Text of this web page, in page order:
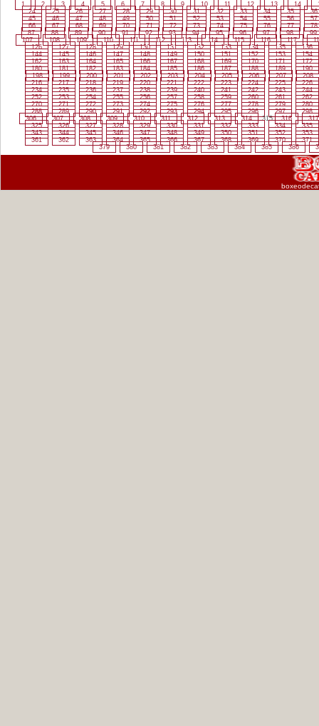
1 2 3 4 5 6 7 8 9 10 11 12 13 14
24
25 26 27 28 29 30 31 32 33 34 35
36
45
46 47 48 49 50 51 52 53 54 55 56
57
66
67 68 69 70 71 72 73 74 75 76 77
78
87
88 89 90 91 92 93 94 95 96 97 98
99
107
108 109 110 111 112 113 114 115 116 117
126
127 128 129 130 131 132 133 134 135
136
144
145 146 147 148 149 150 151 152 153
154
162
163 164 165 166 167 168 169 170 171
172
180
181 182 183 184 185 186 187 188 189
190
198
199 200 201 202 203 204 205 206 207
208
216
217 218 219 220 221 222 223 224 225
226
234
235 236 237 238 239 240 241 242 243
244
252
253 254 255 256 257 258 259 260 261
262
270
271 272 273 274 275 276 277 278 279
280
288
289 290 291 292 293 294 295 296 297
298
306
307 308 309 310 311 312 313 314 315 316
317
325
326 327 328 329 330 331 332 333 334
335
343
344 345 346 347 348 349 350 351 352
353
361
362 363 364 365 366 367 368 369 370
371
379
380 381 382 383 384 385 386